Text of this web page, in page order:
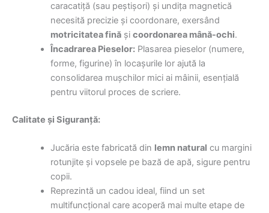
caracatiță (sau peștișori) și undița magnetică
necesită precizie și coordonare, exersând
motricitatea finăși coordonarea mână-ochi.
Încadrarea Pieselor:Plasarea pieselor (numere,
forme, figurine) în locașurile lor ajută la
consolidarea mușchilor mici ai mâinii, esențială
pentru viitorul proces de scriere.
Calitate și Siguranță:
Jucăria este fabricată din lemn natural cu margini
rotunjite și vopsele pe bază de apă, sigure pentru
copii.
Reprezintă un cadou ideal, fiind un set
multifuncțional care acoperă mai multe etape de